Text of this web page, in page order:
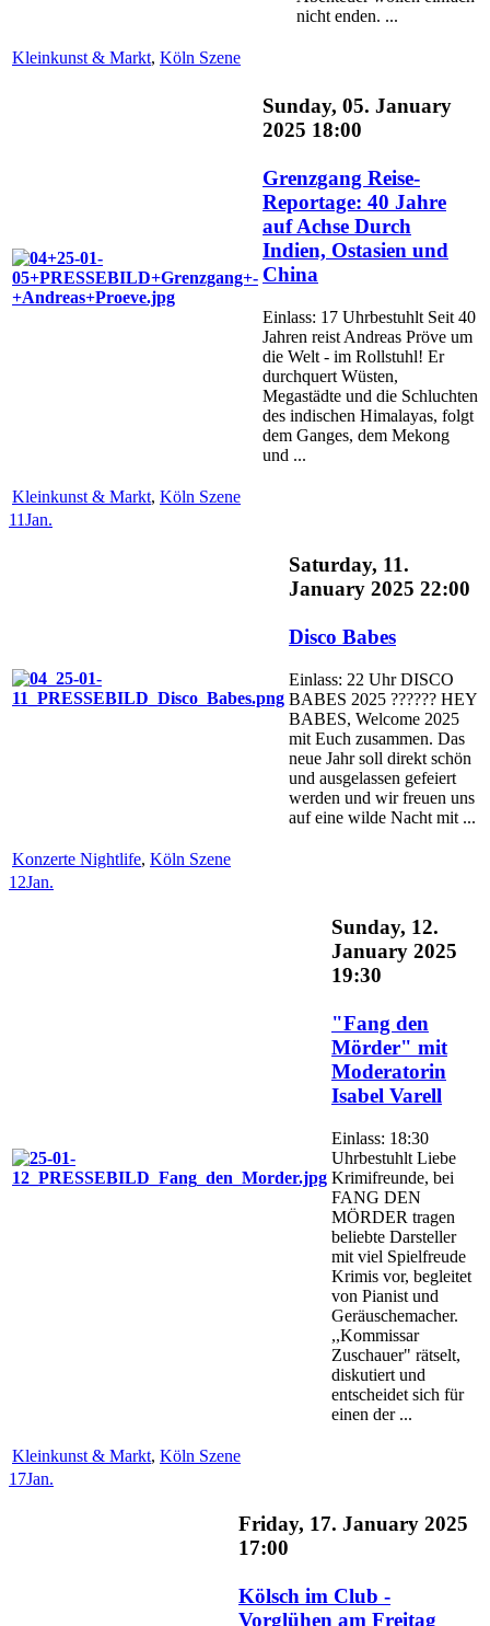
nicht enden. ...
Kleinkunst & Markt, Köln Szene
Sunday, 05. January
2025 18:00
Grenzgang Reise-
Reportage: 40 Jahre
auf Achse Durch
Indien, Ostasien und
China
Einlass: 17 Uhrbestuhlt Seit 40
Jahren reist Andreas Pröve um
die Welt - im Rollstuhl! Er
durchquert Wüsten,
Megastädte und die Schluchten
des indischen Himalayas, folgt
dem Ganges, dem Mekong
und ...
Kleinkunst & Markt, Köln Szene
11Jan.
Saturday, 11.
January 2025 22:00
Disco Babes
Einlass: 22 Uhr DISCO
BABES 2025 ?????? HEY
BABES, Welcome 2025
mit Euch zusammen. Das
neue Jahr soll direkt schön
und ausgelassen gefeiert
werden und wir freuen uns
auf eine wilde Nacht mit ...
Konzerte Nightlife, Köln Szene
12Jan.
Sunday, 12.
January 2025
19:30
"Fang den
Mörder" mit
Moderatorin
Isabel Varell
Einlass: 18:30
Uhrbestuhlt Liebe
Krimifreunde, bei
FANG DEN
MÖRDER tragen
beliebte Darsteller
mit viel Spielfreude
Krimis vor, begleitet
von Pianist und
Geräuschemacher.
,,Kommissar
Zuschauer" rätselt,
diskutiert und
entscheidet sich für
einen der ...
Kleinkunst & Markt, Köln Szene
17Jan.
Friday, 17. January 2025
17:00
Kölsch im Club -
Vorglühen am Freitag